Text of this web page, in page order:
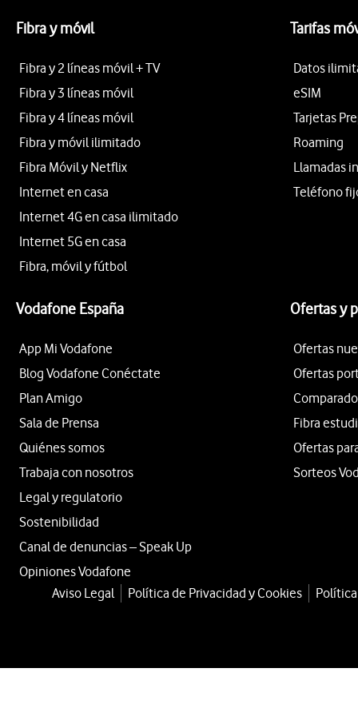
Fibra y móvil
Fibra y 2 líneas móvil + TV
Fibra y 3 líneas móvil
Fibra y 4 líneas móvil
Fibra y móvil ilimitado
Fibra Móvil y Netflix
Internet en casa
Internet 4G en casa ilimitado
Internet 5G en casa
Fibra, móvil y fútbol
Tarifas
Datos
eSIM
Tarjetas
Roaming
Llamadas
Teléfono
Vodafone España
App Mi Vodafone
Blog Vodafone Conéctate
Plan Amigo
Sala de Prensa
Quiénes somos
Trabaja con nosotros
Legal y regulatorio
Sostenibilidad
Canal de denuncias – Speak Up
Opiniones Vodafone
Ofertas y
Ofertas
Ofertas
Fibra
Ofertas
Sorteos
Aviso Legal Política de Privacidad y Cookies